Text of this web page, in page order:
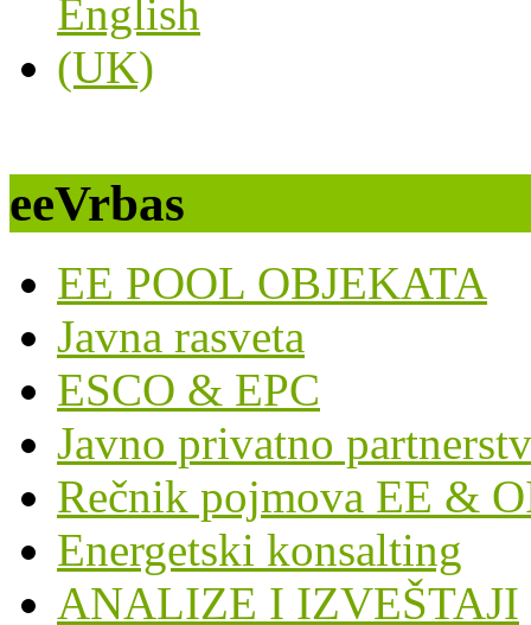
eeVrbas
EE POOL OBJEKATA
Javna rasveta
ESCO & EPC
Javno privatno
Rečnik pojmova EE &
Energetski konsalting
ANALIZE I IZVEŠTAJI